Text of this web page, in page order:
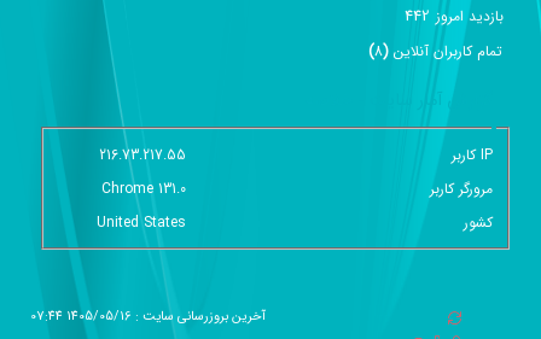
بازديد امروز 442
تمام کاربران آنلاين (
8
)
IP کاربر
216.73.217.55
مرورگر کاربر
Chrome 131.0
کشور
United States
آخرین بروزرسانی سایت : 1405/05/16 07:44